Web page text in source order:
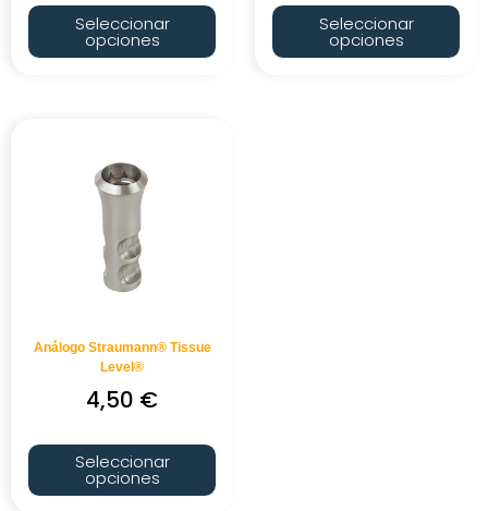
Seleccionar
opciones
Seleccionar
opciones
Análogo Straumann® Tissue
Level®
4,50 €
Seleccionar
opciones